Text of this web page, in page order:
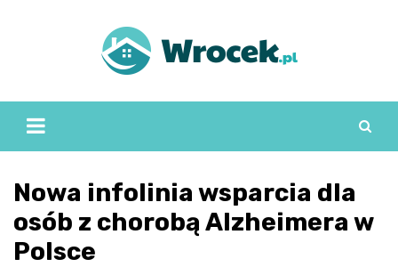
Nowa infolinia wsparcia dla
osób z chorobą Alzheimera w
Polsce